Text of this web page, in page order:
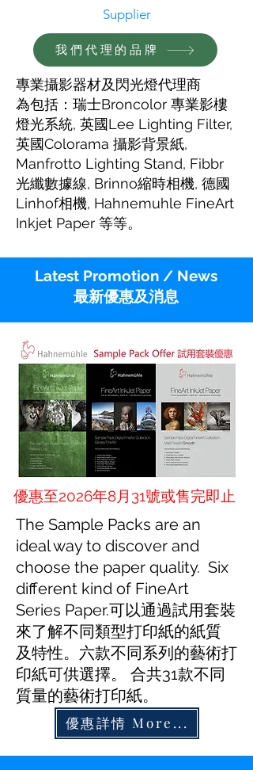
Supplier
我們代理的品牌
專業攝影器材及閃光燈代理商
為包括：瑞士Broncolor 專業影樓
燈光系統, 英國Lee Lighting Filter,
英國Colorama 攝影背景紙,
Manfrotto Lighting Stand, Fibbr
光纖數據線, Brinno縮時相機, 德國
Linhof相機, Hahnemuhle FineArt
Inkjet Paper 等等。
Latest Promotion / News
最新優惠及消息
優惠至2026年8月31號或售完即止
The Sample Packs are an
ideal way to discover and
choose the paper quality. Six
different kind of FineArt
Series Paper.可以通過試用套裝
來了解不同類型打印紙的紙質
及特性。六款不同系列的藝術打
印紙可供選擇。 合共31款不同
質量的藝術打印紙。
優惠詳情 More...